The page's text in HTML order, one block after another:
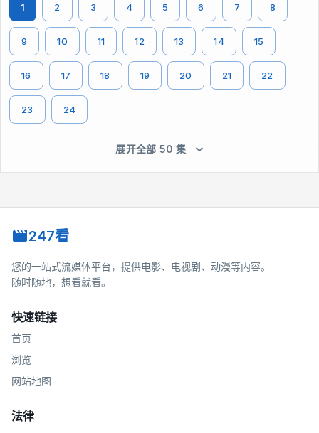
1 2 3 4 5 6 7 8
9 10 11 12 13 14 15
16 17 18 19 20 21 22
23 24
展开全部 50 集
247看
您的一站式流媒体平台，提供电影、电视剧、动漫等内容。
随时随地，想看就看。
快速链接
首页
浏览
网站地图
法律